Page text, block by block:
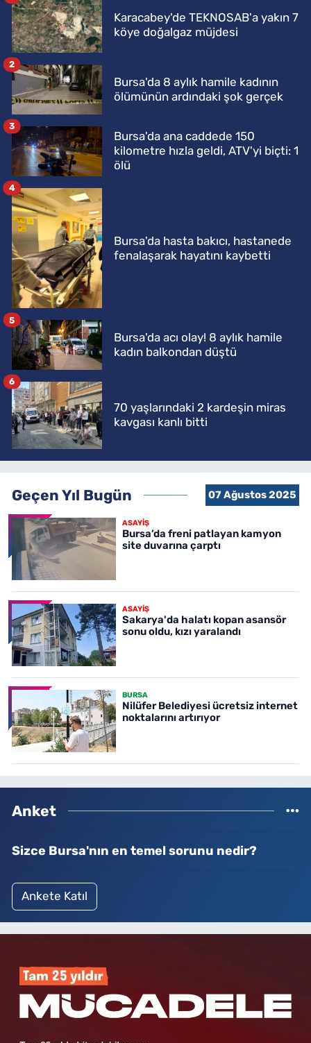
Karacabey'de TEKNOSAB'a yakın 7
köye doğalgaz müjdesi
Bursa'da 8 aylık hamile kadının
ölümünün ardındaki şok gerçek
2
Bursa'da ana caddede 150
kilometre hızla geldi, ATV'yi biçti: 1
ölü
3
Bursa'da hasta bakıcı, hastanede
fenalaşarak hayatını kaybetti
4
Bursa'da acı olay! 8 aylık hamile
kadın balkondan düştü
5
70 yaşlarındaki 2 kardeşin miras
kavgası kanlı bitti
6
Geçen Yıl Bugün 07 Ağustos 2025
ASAYİŞ
Bursa’da freni patlayan kamyon
site duvarına çarptı
ASAYİŞ
Sakarya'da halatı kopan asansör
sonu oldu, kızı yaralandı
BURSA
Nilüfer Belediyesi ücretsiz internet
noktalarını artırıyor
Anket
Sizce Bursa'nın en temel sorunu nedir?
Ankete Katıl